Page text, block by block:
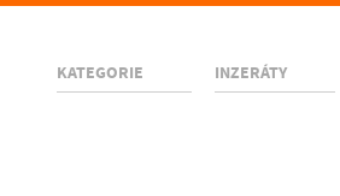
KATEGORIE INZERÁTY